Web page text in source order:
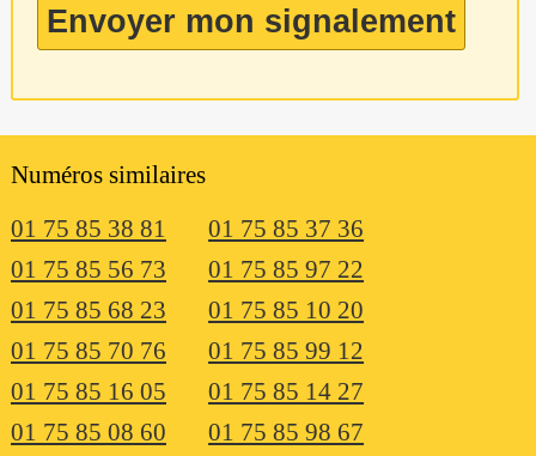
Numéros similaires
01 75 85 38 81
01 75 85 37 36
01 75 85 56 73
01 75 85 97 22
01 75 85 68 23
01 75 85 10 20
01 75 85 70 76
01 75 85 99 12
01 75 85 16 05
01 75 85 14 27
01 75 85 08 60
01 75 85 98 67